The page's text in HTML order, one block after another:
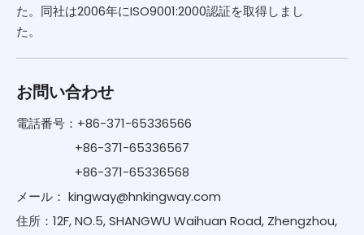
た。同社は2006年にISO9001:2000認証を取得しまし
た。
お問い合わせ
電話番号：+86-371-65336566
+86-371-65336567
+86-371-65336568
メール： kingway@hnkingway.com
住所：12F, NO.5, SHANGWU Waihuan Road, Zhengzhou,